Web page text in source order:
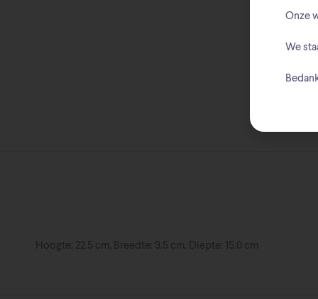
Hoogte: 22.5 cm, Breedte: 9.5 cm, Diepte: 15.0 cm
Onze
We